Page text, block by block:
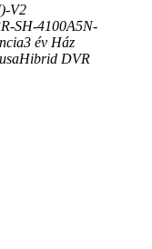
V2
SH-4100A5N-
3 év Ház
Hibrid DVR